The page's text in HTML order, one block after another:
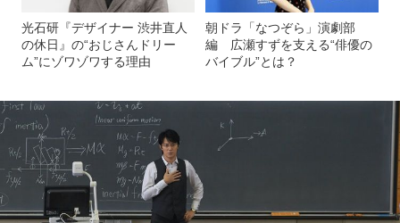
光石研『デザイナー 渋井直人
の休日』の“おじさんドリー
ム”にゾワゾワする理由
朝ドラ「なつぞら」演劇部
編 広瀬すずを支える“俳優の
バイブル”とは？